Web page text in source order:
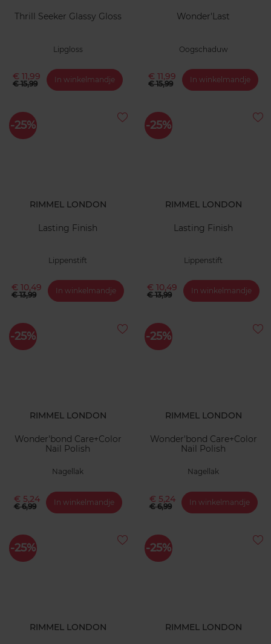
Thrill Seeker Glassy Gloss
Lipgloss
€ 11,99
€ 15,99 In winkelmandje
Wonder'Last
Oogschaduw
€ 11,99
€ 15,99 In winkelmandje
-25%
RIMMEL LONDON
Lasting Finish
Lippenstift
€ 10,49
€ 13,99 In winkelmandje
-25%
RIMMEL LONDON
Lasting Finish
Lippenstift
€ 10,49
€ 13,99 In winkelmandje
-25%
RIMMEL LONDON
Wonder'bond Care+Color
Nail Polish
Nagellak
€ 5,24
€ 6,99 In winkelmandje
-25%
RIMMEL LONDON
Wonder'bond Care+Color
Nail Polish
Nagellak
€ 5,24
€ 6,99 In winkelmandje
-25%
RIMMEL LONDON
-25%
RIMMEL LONDON